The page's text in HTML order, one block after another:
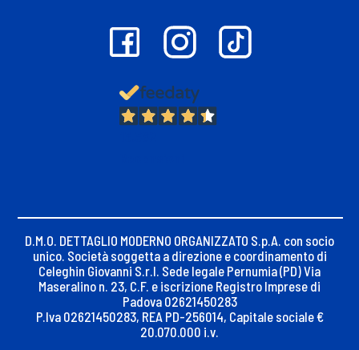
D.M.O. DETTAGLIO MODERNO ORGANIZZATO S.p.A. con socio
unico. Società soggetta a direzione e coordinamento di
Celeghin Giovanni S.r.l. Sede legale Pernumia (PD) Via
Maseralino n. 23, C.F. e iscrizione Registro Imprese di
Padova 02621450283
P.Iva 02621450283, REA PD-256014, Capitale sociale €
20.070.000 i.v.